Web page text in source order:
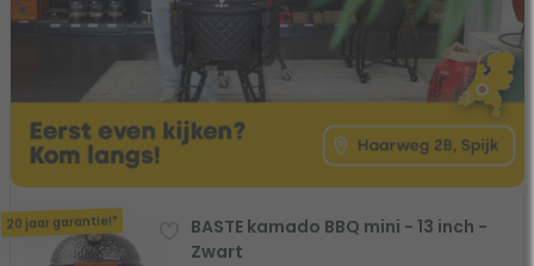
20 jaar garantie!*
BASTE kamado BBQ mini - 13 inch -
Zwart